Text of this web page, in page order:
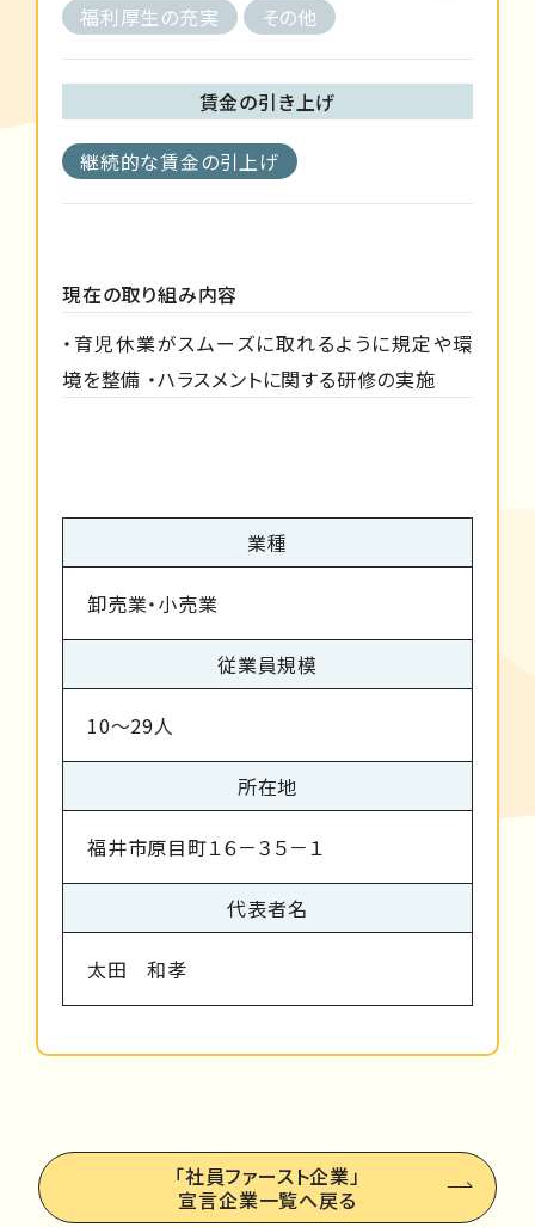
福利厚生の充実
その他
賃金の引き上げ
継続的な賃金の引上げ
現在の取り組み内容
・育児休業がスムーズに取れるように規定や環
境を整備 ・ハラスメントに関する研修の実施
業種
卸売業・小売業
従業員規模
10～29人
所在地
福井市原目町１６－３５－１
代表者名
太田 和孝
「社員ファースト企業」
宣言企業一覧へ戻る